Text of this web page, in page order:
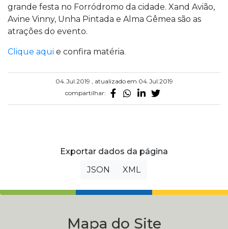
grande festa no Forródromo da cidade. Xand Avião,
Avine Vinny, Unha Pintada e Alma Gêmea são as
atrações do evento.
Clique aqui e confira matéria.
04.Jul.2019 , atualizado em 04.Jul.2019
compartilhar:
Exportar dados da página
JSON
XML
Mapa do Site